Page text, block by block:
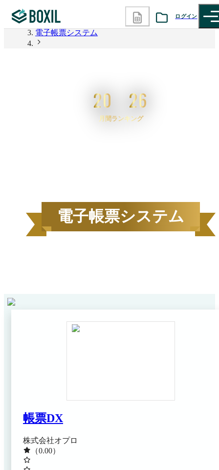
ログイン
BOXILの使い方ガイド 情報掲載をご希望の方へ
BOXIL
電子帳票システム
20 26
月間ランキング
電子帳票システム
帳票DX
株式会社オプロ
（0.00）